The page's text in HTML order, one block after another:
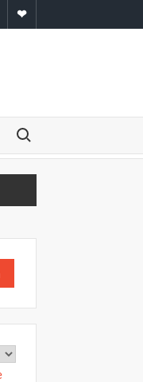
Contact
Search for:
प्रतियोगिता 9 अगस्त को